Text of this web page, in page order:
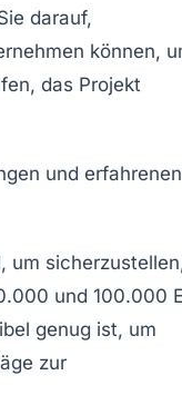
darauf,
können,
das Projekt
um
und 100.000
genug ist, um
zur